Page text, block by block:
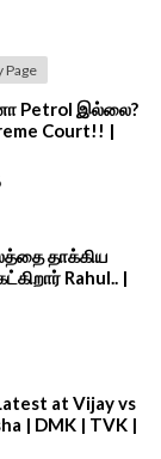
details?id=
| Vinoth |
Petrol இல்லை?
Court!! |
தாக்கிய
Rahul.. |
at Vijay vs
| DMK | TVK |